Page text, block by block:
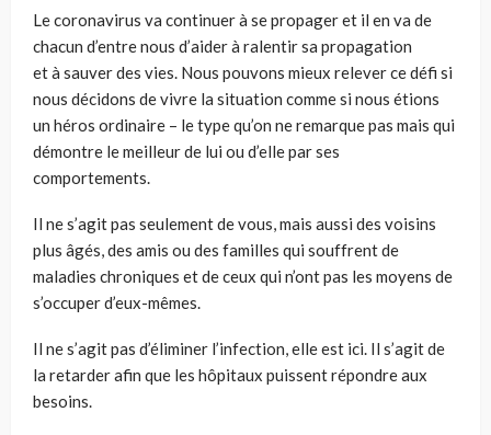
Lecoronavirus va continuer à sepropager et il en va de
chacun d’entre nous d’aider à ralentirsa propagation
età sauver des vies. Nous pouvons mieux relever ce défi si
nous décidons de vivre la situation comme si nous étions
un héros ordinaire – le type qu’on ne remarque pas mais qui
démontre le meilleur de lui ou d’elle par ses
comportements.
Il ne s’agit pas seulement de vous, mais aussi des voisins
plus âgés, des amis ou des familles qui souffrent de
maladies chroniques etde ceux qui n’ont pas les moyens de
s’occuper d’eux-mêmes.
Il ne s’agit pas d’éliminer l’infection, elle est ici. Il s’agit de
la retarder afin que les hôpitaux puissent répondre aux
besoins.